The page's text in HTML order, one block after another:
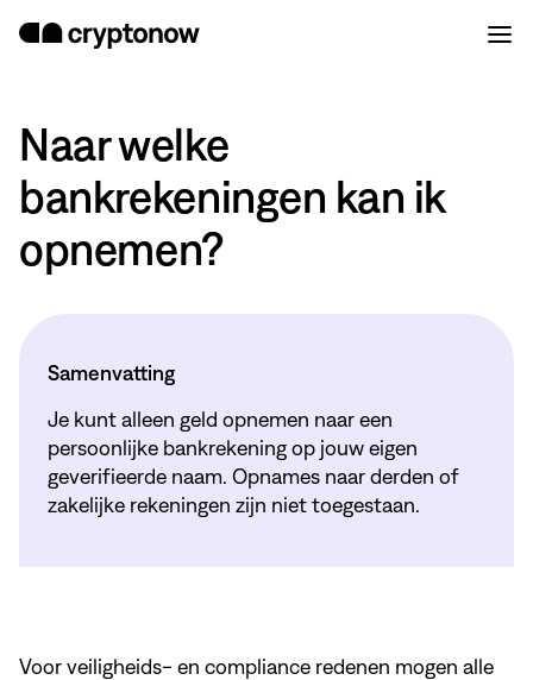
Naar welke
bankrekeningen kan ik
opnemen?
Samenvatting
Je kunt alleen geld opnemen naar een
persoonlijke bankrekening op jouw eigen
geverifieerde naam. Opnames naar derden of
zakelijke rekeningen zijn niet toegestaan.
Voor veiligheids- en compliance redenen mogen alle